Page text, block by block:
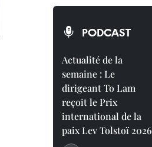
PODCAST
Actualité de la
semaine : Le
dirigeant To Lam
reçoit le Prix
international de la
paix Lev Tolstoï 2026